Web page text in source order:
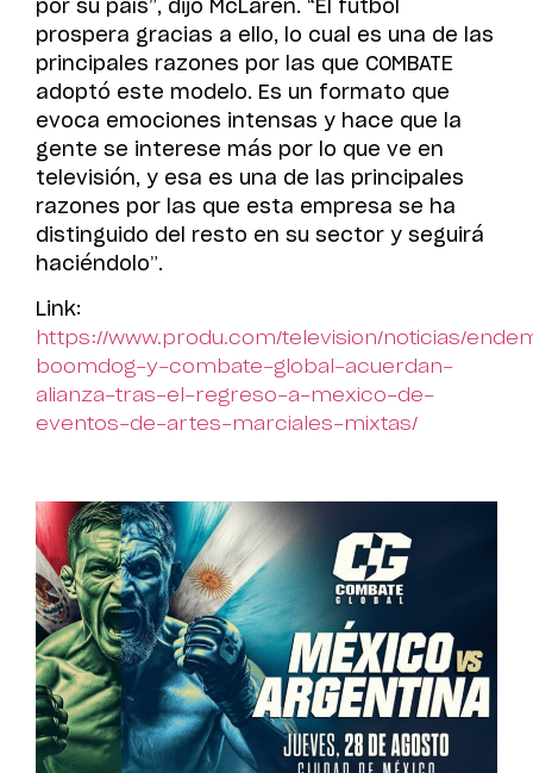
por su país”, dijo McLaren. “El fútbol
prospera gracias a ello, lo cual es una de las
principales razones por las que COMBATE
adoptó este modelo. Es un formato que
evoca emociones intensas y hace que la
gente se interese más por lo que ve en
televisión, y esa es una de las principales
razones por las que esta empresa se ha
distinguido del resto en su sector y seguirá
haciéndolo”.
Link:
https://www.produ.com/television/noticias/
boomdog-y-combate-global-acuerdan-
alianza-tras-el-regreso-a-mexico-de-
eventos-de-artes-marciales-mixtas/